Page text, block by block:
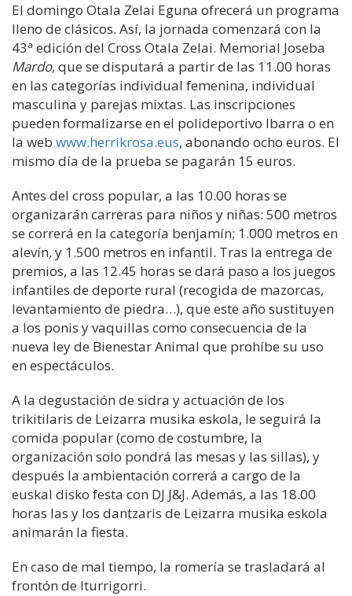
El domingo Otala Zelai Eguna ofrecerá un programa
lleno de clásicos. Así, la jornada comenzará con la
43ª edición del Cross Otala Zelai. Memorial Joseba
Mardo, que se disputará a partir de las 11.00 horas
en las categorías individual femenina, individual
masculina y parejas mixtas. Las inscripciones
pueden formalizarse en el polideportivo Ibarra o en
la web www.herrikrosa.eus, abonando ocho euros. El
mismo día de la prueba se pagarán 15 euros.
Antes del cross popular, a las 10.00 horas se
organizarán carreras para niños y niñas: 500 metros
se correrá en la categoría benjamín; 1.000 metros en
alevín, y 1.500 metros en infantil. Tras la entrega de
premios, a las 12.45 horas se dará paso a los juegos
infantiles de deporte rural (recogida de mazorcas,
levantamiento de piedra…), que este año sustituyen
a los ponis y vaquillas como consecuencia de la
nueva ley de Bienestar Animal que prohíbe su uso
en espectáculos.
A la degustación de sidra y actuación de los
trikitilaris de Leizarra musika eskola, le seguirá la
comida popular (como de costumbre, la
organización solo pondrá las mesas y las sillas), y
después la ambientación correrá a cargo de la
euskal disko festa con DJ J&J. Además, a las 18.00
horas las y los dantzaris de Leizarra musika eskola
animarán la fiesta.
En caso de mal tiempo, la romería se trasladará al
frontón de Iturrigorri.